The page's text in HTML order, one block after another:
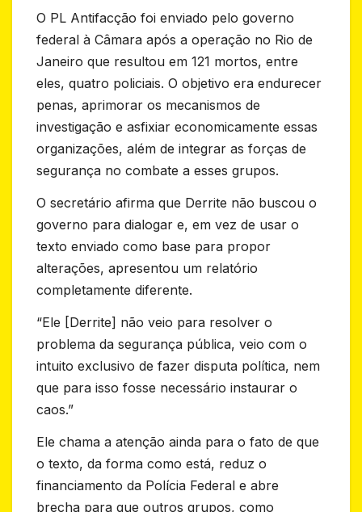
O PL Antifacção foi enviado pelo governo
federal à Câmara após a operação no Rio de
Janeiro que resultou em 121 mortos, entre
eles, quatro policiais. O objetivo era endurecer
penas, aprimorar os mecanismos de
investigação e asfixiar economicamente essas
organizações, além de integrar as forças de
segurança no combate a esses grupos.
O secretário afirma que Derrite não buscou o
governo para dialogar e, em vez de usar o
texto enviado como base para propor
alterações, apresentou um relatório
completamente diferente.
“Ele [Derrite] não veio para resolver o
problema da segurança pública, veio com o
intuito exclusivo de fazer disputa política, nem
que para isso fosse necessário instaurar o
caos.”
Ele chama a atenção ainda para o fato de que
o texto, da forma como está, reduz o
financiamento da Polícia Federal e abre
brecha para que outros grupos, como